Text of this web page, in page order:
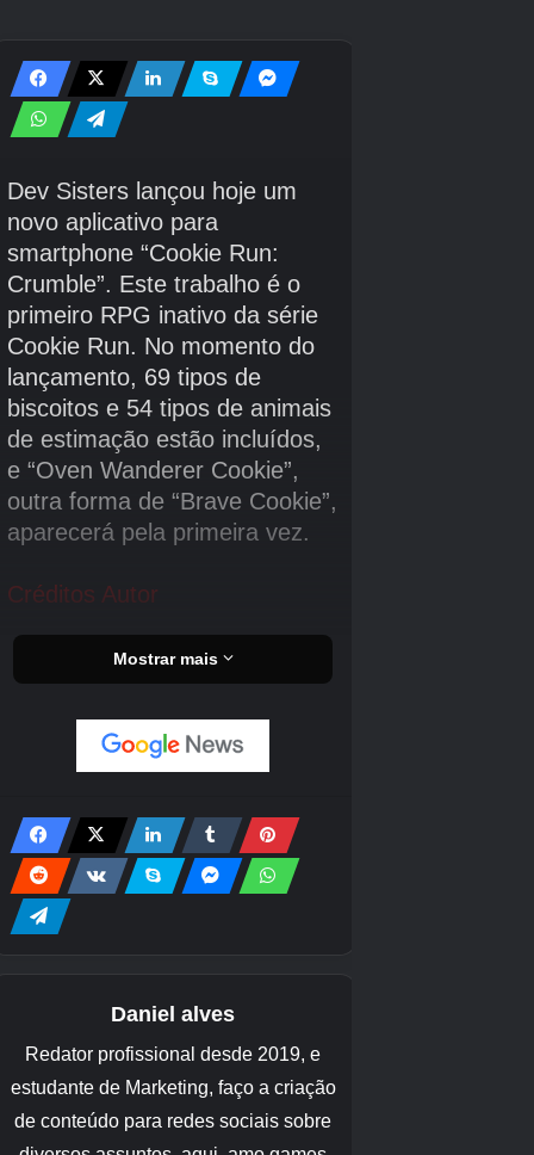
A compra de classes pode ser encontrada no
pódio quando você inicia o jogo. Caminhe em
direção a ele e interaja para que a Loja Diária
adicionados à lista. Esses códigos são
aja rápido!